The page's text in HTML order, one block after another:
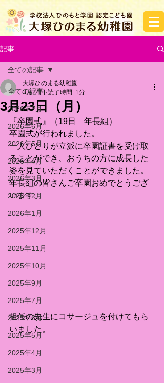
記事
全ての記事
2026年7月
2026年6月
2026年5月
2026年4月
2026年3月
2026年2月
2026年1月
2025年12月
2025年11月
2025年10月
2025年9月
2025年7月
2025年6月
2025年5月
2025年4月
2025年3月
全ての記事
3月23日（月）
大塚ひのまる幼稚園
3月24日 読了時間: 1分
『卒園式』（19日　年長組）
卒園式が行われました。
一人ひとりが立派に卒園証書を受け取
ることができ、おうちの方に成長した
姿を見ていただくことができました。
年長組の皆さんご卒園おめでとうござ
います。
担任の先生にコサージュを付けてもら
いました。